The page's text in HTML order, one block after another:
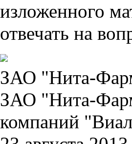
изложенного
отвечать на
ЗАО "Нита-
ЗАО "Нита-
компаний